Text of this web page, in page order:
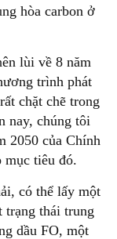
hòa carbon ở
lùi về 8 năm
trình phát
chặt chẽ trong
nay, chúng tôi
2050 của Chính
mục tiêu đó.
có thể lấy một
trạng thái trung
dầu FO, một